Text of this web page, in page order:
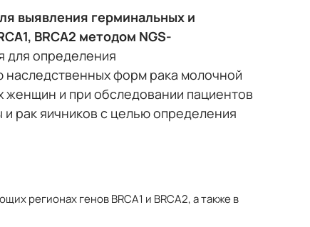
выявления герминальных и
BRCA2 методом NGS-
для определения
форм рака молочной
женщин и при обследовании пациентов
рак яичников с целью определения
регионах генов BRCA1 и BRCA2, а также в